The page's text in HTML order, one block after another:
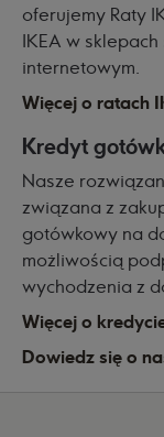
oferujemy Raty
IKEA w
internetowym.
Więcej o ratach
Kredyt
Nasze
związana z
gotówkowy na
możliwością
wychodzenia z
Więcej o
Dowiedz się o